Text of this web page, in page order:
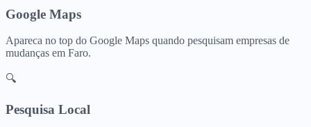
Google Maps
Apareca no top do Google Maps quando pesquisam empresas de
mudanças em Faro.
🔍
Pesquisa Local